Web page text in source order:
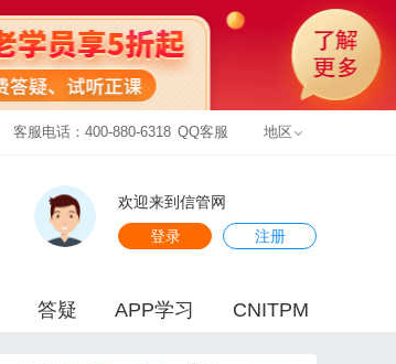
客服电话：400-880-6318 QQ客服 地区
欢迎来到信管网
登录
注册
答疑 APP学习 CNITPM